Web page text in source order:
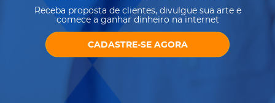
Receba proposta de clientes, divulgue sua arte e
comece a ganhar dinheiro na internet
CADASTRE-SE AGORA